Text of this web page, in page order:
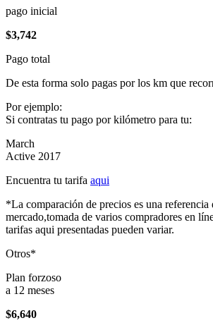
pago inicial
$3,742
Pago total
De esta forma solo pagas por los km que
Por ejemplo:
Si contratas tu pago por kilómetro para tu:
March
Active 2017
Encuentra tu tarifa aqui
*La comparación de precios es una referencia
mercado,tomada de varios compradores en
tarifas aqui presentadas pueden variar.
Otros*
Plan forzoso
a 12 meses
$6,640